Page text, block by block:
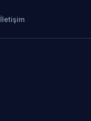
İletişim